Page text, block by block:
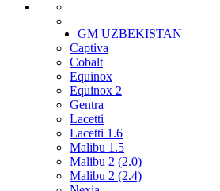
GM UZBEKISTAN
Captiva
Cobalt
Equinox
Equinox 2
Gentra
Lacetti
Lacetti 1.6
Malibu 1.5
Malibu 2 (2.0)
Malibu 2 (2.4)